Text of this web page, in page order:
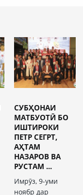
СУБҲОНАИ
МАТБУОТӢ БО
ИШТИРОКИ
ПЕТР СЕГРТ,
АҲТАМ
НАЗАРОВ ВА
РУСТАМ ...
Имрӯз, 9-уми
ноябр дар